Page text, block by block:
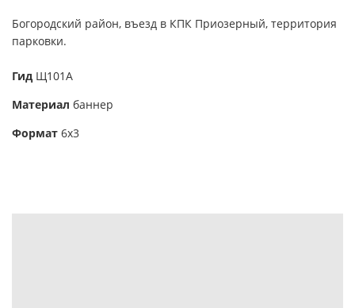
Богородский район, въезд в КПК Приозерный, территория
парковки.
Гид Щ101А
Материал баннер
Формат 6х3